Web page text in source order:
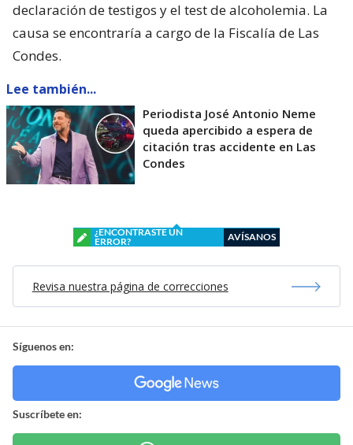
declaración de testigos y el test de alcoholemia. La
causa se encontraría a cargo de la Fiscalía de Las
Condes.
Lee también...
Periodista José Antonio Neme
queda apercibido a espera de
citación tras accidente en Las
Condes
¿ENCONTRASTE UN
ERROR?
AVÍSANOS
Revisa nuestra página de correcciones
Síguenos en:
Suscríbete en: